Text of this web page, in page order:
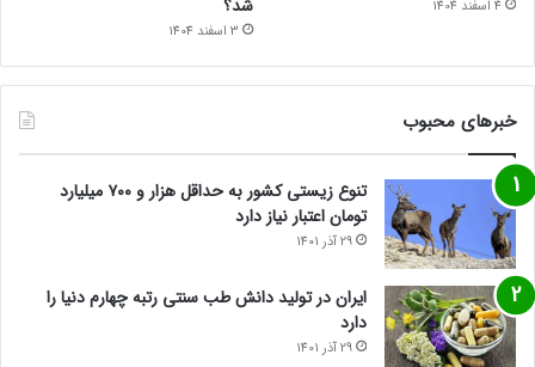
4 اسفند 1404 شد؟
3 اسفند 1404
خبرهای محبوب
تنوع زیستی کشور به حداقل هزار و ۷۰۰ میلیارد
تومان اعتبار نیاز دارد
29 آذر 1401
ایران در تولید دانش طب سنتی رتبه چهارم دنیا را
دارد
29 آذر 1401